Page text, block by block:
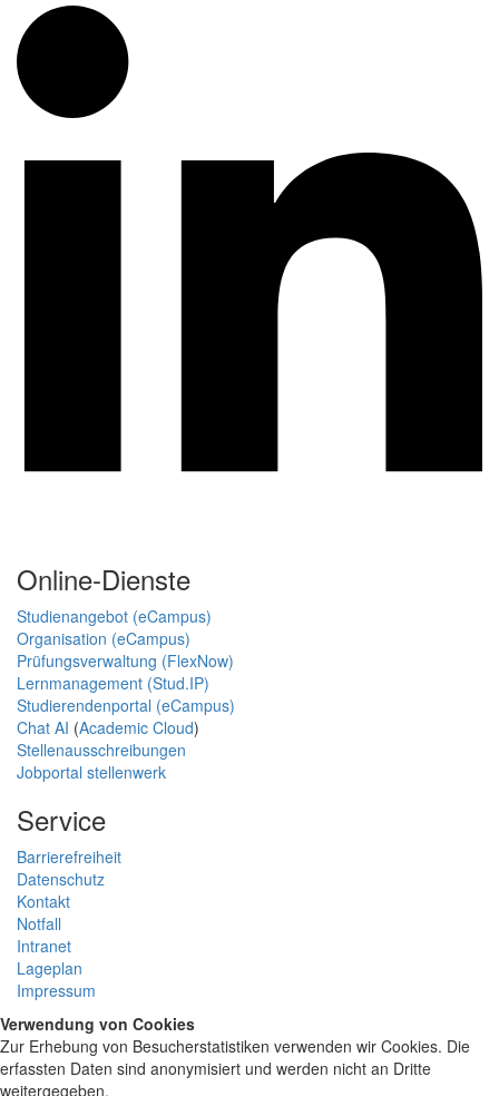
Online-Dienste
Studienangebot (eCampus)
Organisation (eCampus)
Prüfungsverwaltung (FlexNow)
Lernmanagement (Stud.IP)
Studierendenportal (eCampus)
Chat AI (Academic Cloud)
Stellenausschreibungen
Jobportal stellenwerk
Service
Barrierefreiheit
Datenschutz
Kontakt
Notfall
Intranet
Lageplan
Impressum
Verwendung von Cookies
Zur Erhebung von Besucherstatistiken verwenden wir Cookies. Die
erfassten Daten sind anonymisiert und werden nicht an Dritte
weitergegeben.